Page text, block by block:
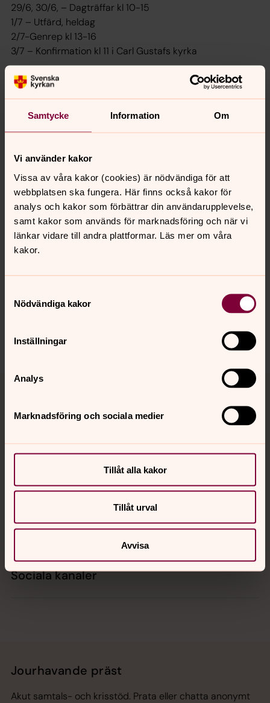
Samtycke Information Om
Vi använder kakor
Vissa av våra kakor (cookies) är nödvändiga för att
webbplatsen ska fungera. Här finns också kakor för
analys och kakor som förbättrar din användarupplevelse,
samt kakor som används för marknadsföring och när vi
länkar vidare till andra plattformar. Läs mer om våra
kakor.
Nödvändiga kakor
Inställningar
Analys
Marknadsföring och sociala medier
Tillåt alla kakor
Tillåt urval
Avvisa
29/6, 30/6, – Dagträffar kl 10-15
1/7 – Utfärd, heldag
2/7-Genrep kl 13-16
3/7 – Konfirmation kl 11 i Carl Gustafs kyrka
Föreläsning i Carl Gustafs kyrka torsdagen den 15/10 kl
Ungdomsmässa på torsdagarna 22/10, 19/11, 18/2, 18/3,
20/5
Första advent
Två valfria gudstjänster under påskhelgen
En valfri gudstjänst under året (Förrättningar såsom
bröllop, begravning och dop räknas också som en
gudstjänst)
innehåll?
Dela
Tillbaka till toppen
Tillbaka till innehållet
Kontakt
Kalender
Hitta snabbt
Sociala kanaler
Jourhavande präst
Akut samtals- och krisstöd. Prata eller chatta anonymt